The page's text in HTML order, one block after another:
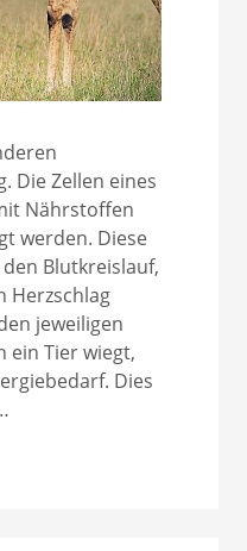
Die Zellen eines
Nährstoffen
werden. Diese
Blutkreislauf,
Herzschlag
jeweiligen
ein Tier wiegt,
Dies